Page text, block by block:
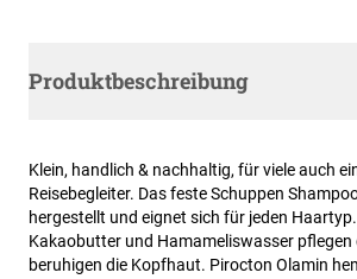
Produktbeschreibung
Klein, handlich & nachhaltig, für viele auch
Reisebegleiter. Das feste Schuppen
hergestellt und eignet sich für jeden
Kakaobutter und Hamameliswasser pflegen
beruhigen die Kopfhaut. Pirocton Olamin